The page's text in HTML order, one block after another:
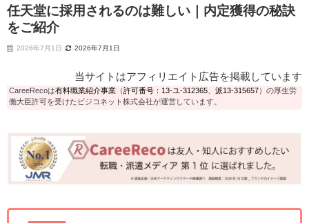
任天堂に採用されるのは難しい｜内定獲得の秘訣
をご紹介
2026年7月1日 2026年7月1日
当サイトはアフィリエイト広告を掲載しています
CareeRecoは有料職業紹介事業 （許可番号：13-ユ-312365、 派13-315657）の厚生労
働大臣許可を受けたビジコネット株式会社が運営しています。